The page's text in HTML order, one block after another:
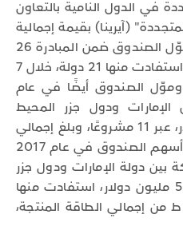
في الدول النامية بالتعاون
(آيرينا) بقيمة إجمالية
بلغت 350 مليون دولار، إذ موّل الصندوق ضمن المبادرة 26
مشروعًا بسعة 265 ميغاواط استفادت منها 21 دولة، خلال 7
وموّل الصندوق أيضًا في عام
الإمارات ودول جزر المحيط
الهادي بقيمة 50 مليون دولار، عبر 11 مشروعًا، وبلغ إجمالي
الطاقة المنتجة 6 ميغاواط. وأسهم الصندوق في عام 2017
بين دولة الإمارات ودول جزر
البحر الكاريبي بقيمة بلغت 50 مليون دولار، استفادت منها
9.43 ميغاواط من إجمالي الطاقة المنتجة،